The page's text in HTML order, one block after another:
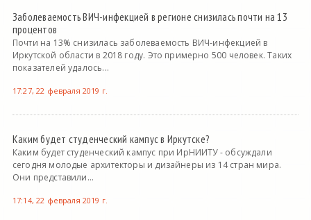
Заболеваемость ВИЧ-инфекцией в регионе снизилась почти на 13
процентов
Почти на 13% снизилась заболеваемость ВИЧ-инфекцией в
Иркутской области в 2018 году. Это примерно 500 человек. Таких
показателей удалось...
17:27, 22 февраля 2019 г.
Каким будет студенческий кампус в Иркутске?
Каким будет студенческий кампус при ИрНИИТУ - обсуждали
сегодня молодые архитекторы и дизайнеры из 14 стран мира.
Они представили...
17:14, 22 февраля 2019 г.